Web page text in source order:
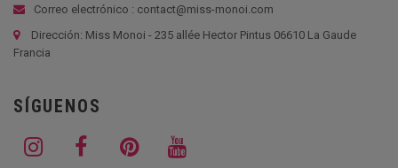
Correo electrónico : contact@miss-monoi.com
Dirección: Miss Monoi - 235 allée Hector Pintus 06610 La Gaude
Francia
SÍGUENOS